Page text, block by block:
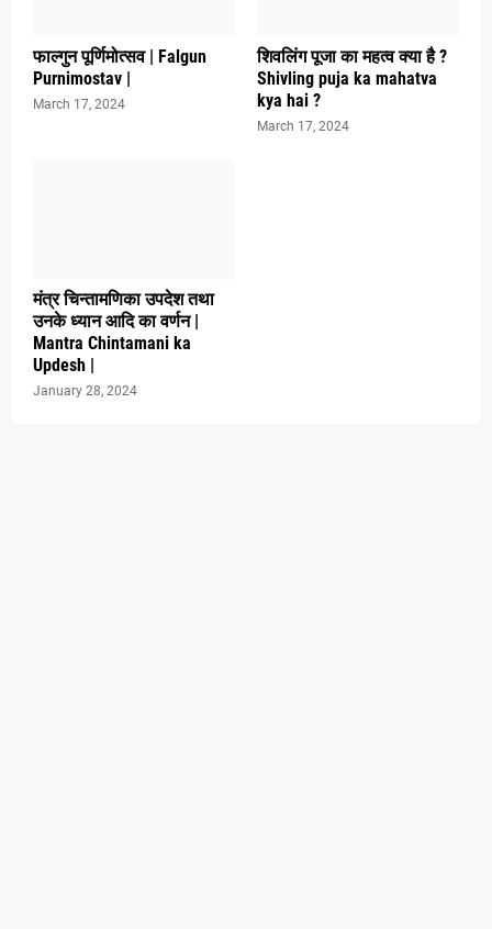
फाल्गुन पूर्णिमोत्सव | Falgun
Purnimostav |
March 17, 2024
शिवलिंग पूजा का महत्व क्या है ?
Shivling puja ka mahatva
kya hai ?
March 17, 2024
मंत्र चिन्तामणिका उपदेश तथा
उनके ध्यान आदि का वर्णन |
Mantra Chintamani ka
Updesh |
January 28, 2024